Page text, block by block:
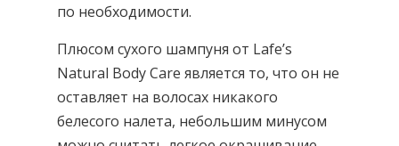
по необходимости.
Плюсом сухого шампуня от Lafe’s
Natural Body Care является то, что он не
оставляет на волосах никакого
белесого налета, небольшим минусом